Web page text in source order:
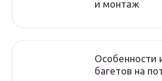
и монтаж
Особенности
багетов на